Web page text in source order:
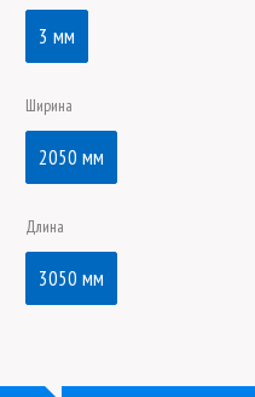
3 мм
Ширина
2050 мм
Длина
3050 мм